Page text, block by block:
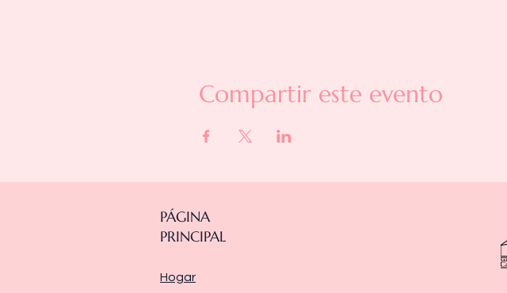
Compartir este evento
PÁGINA
PRINCIPAL
Hogar